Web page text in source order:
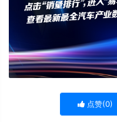
点赞(0)